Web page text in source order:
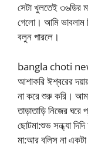
সেটা খুলতেই ৩৬ডির
গেলো। আমি ভাবলাম
বলুন পারলে।
bangla choti
আশাকরি ঈশ্বরের
না করে শুরু করি।
তাড়াতাড়ি নিজের
ছোটমা:শুভ সন্ধ্যা
মা:আর বলিস না একটা